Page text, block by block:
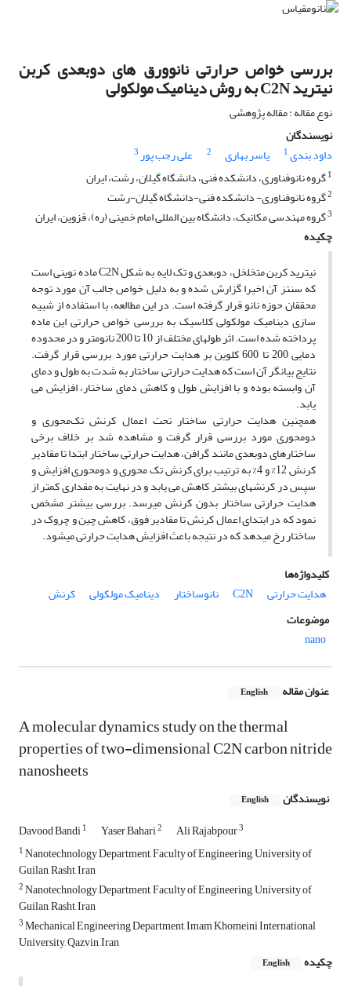
بررسی خواص حرارتی نانوورق های دوبعدی کربن
نیترید C2N به روش دینامیک مولکولی
نوع مقاله : مقاله پژوهشی
نویسندگان
داود بندی1 یاسر بهاری 2 علی رجب پور3
1گروه نانوفناوری، دانشکده فنی، دانشگاه گیلان، رشت، ایران
2گروه نانوفناوری- دانشکده فنی-دانشگاه گیلان-رشت
3گروه مهندسی مکانیک، دانشگاه بین المللی امام خمینی (ره)، قزوین، ایران
چکیده
نیترید کربن متخلخل، دوبعدی و تک لایه به شکل C2N ماده نوینی است
که سنتز آن اخیرا گزارش شده و به دلیل خواص جالب آن مورد توجه
محققان حوزه نانو قرار گرفته است. در این مطالعه، با استفاده از شبیه
سازی دینامیک مولکولی کلاسیک به بررسی خواص حرارتی این ماده
پرداخته شده است. اثر طولهای مختلف از 10 تا 200 نانومتر و در محدوده
دمایی 200 تا 600 کلوین بر هدایت حرارتی مورد بررسی قرار گرفت.
نتایج بیانگر آن است که هدایت حرارتی ساختار به شدت به طول و دمای
آن وابسته بوده و با افزایش طول و کاهش دمای ساختار، افزایش می
یابد.
همچنین هدایت حرارتی ساختار تحت اعمال کرنش تک‌محوری و
دومحوری مورد بررسی قرار گرفت و مشاهده شد بر خلاف برخی
ساختارهای دوبعدی مانند گرافن، هدایت حرارتی ساختار ابتدا تا مقادیر
کرنش 12% و 4% به ترتیب برای کرنش تک محوری و دومحوری افزایش و
سپس در کرنشهای بیشتر کاهش می یابد و در نهایت به مقداری کمتر از
هدایت حرارتی ساختار بدون کرنش میرسد. بررسی بیشتر مشخص
نمود که در ابتدای اعمال کرنش تا مقادیر فوق، کاهش چین و چروک در
ساختار رخ میدهد که در نتیجه باعث افزایش هدایت حرارتی میشود.
کلیدواژه‌ها
هدایت حرارتی
C2N نانوساختار دینامیک مولکولی
کرنش
موضوعات
nano
عنوان مقاله English
A molecular dynamics study on the thermal
properties of two-dimensional C2N carbon nitride
nanosheets
نویسندگان English
Davood Bandi1 Yaser Bahari2 Ali Rajabpour3
1Nanotechnology Department, Faculty of Engineering, University of
Guilan, Rasht, Iran
2Nanotechnology Department, Faculty of Engineering, University of
Guilan, Rasht, Iran
3Mechanical Engineering Department, Imam Khomeini International
University, Qazvin, Iran
چکیده
English